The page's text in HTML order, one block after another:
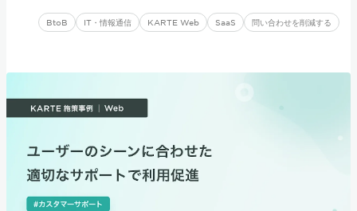
BtoB IT・情報通信 KARTE Web SaaS 問い合わせを削減する